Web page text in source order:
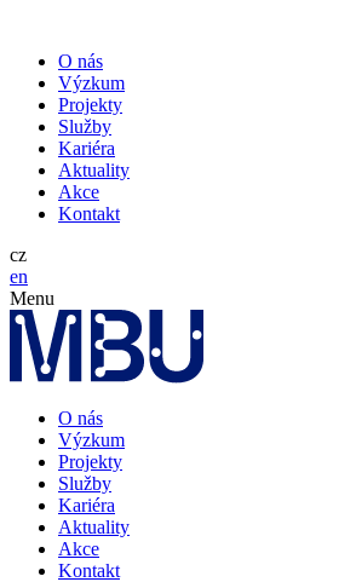
O nás
Výzkum
Projekty
Služby
Kariéra
Aktuality
Akce
Kontakt
cz
en
Menu
O nás
Výzkum
Projekty
Služby
Kariéra
Aktuality
Akce
Kontakt